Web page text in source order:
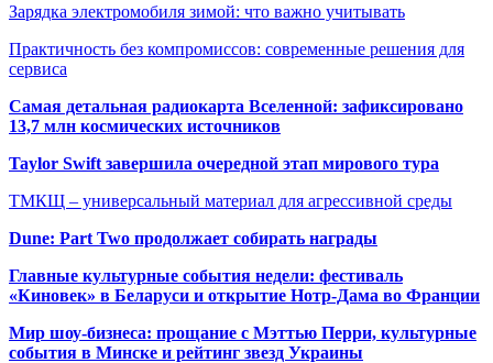
Зарядка электромобиля зимой: что важно учитывать
Практичность без компромиссов: современные решения для
сервиса
Самая детальная радиокарта Вселенной: зафиксировано
13,7 млн космических источников
Taylor Swift завершила очередной этап мирового тура
ТМКЩ – универсальный материал для агрессивной среды
Dune: Part Two продолжает собирать награды
Главные культурные события недели: фестиваль
«Киновек» в Беларуси и открытие Нотр-Дама во Франции
Мир шоу-бизнеса: прощание с Мэттью Перри, культурные
события в Минске и рейтинг звезд Украины